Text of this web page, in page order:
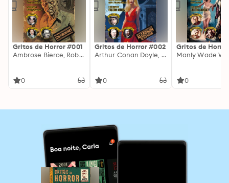
Gritos de Horror #001
Ambrose Bierce, Robert Bloch, Algernon BlackWood, August Derleth, Arthur Leo Zagat, Paul Compton, Jefferson Sarmento, Orville R. Emerson, Charles Edgar Bolen
0
Gritos de Horror #002
Arthur Conan Doyle, E. F. Benson, Thomas Hardy, Robert E. Howard, Edward Bulwer-Lytton, Seabury Quinn, Mary E. Wilkins Freeman, Victoria Glad, Julian Kilman, Edilton Nunes
0
Gritos de
0